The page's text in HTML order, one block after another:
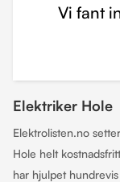
Vi fant
Elektriker Hole
Elektrolisten.no
Hole helt
har hjulpet